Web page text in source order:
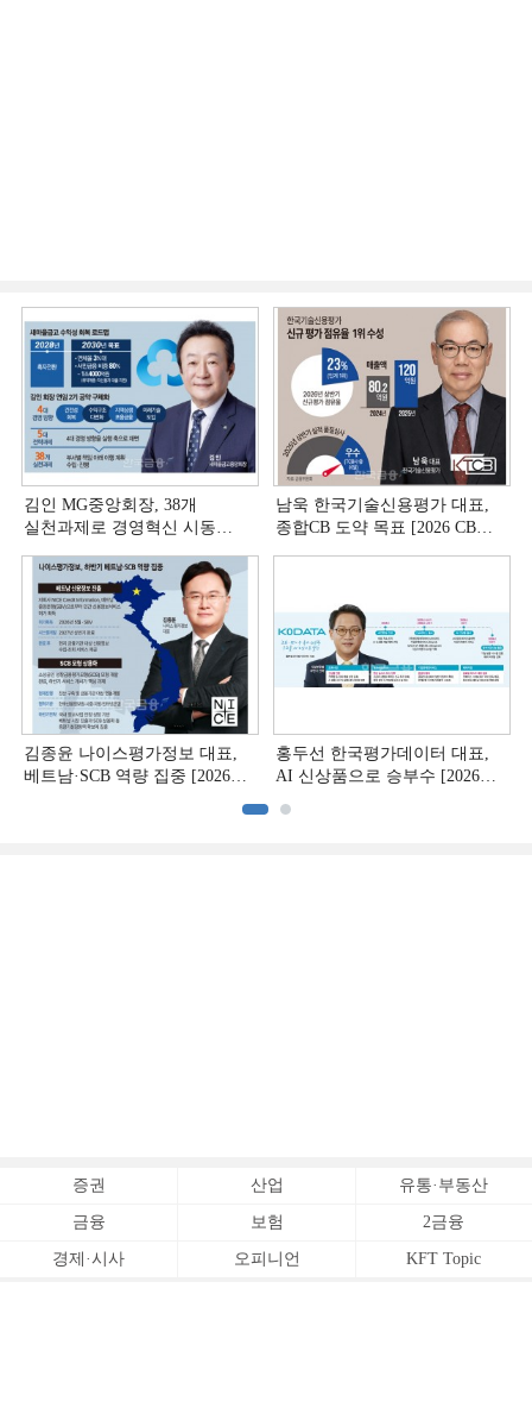
김인 MG중앙회장, 38개
실천과제로 경영혁신 시동
남욱 한국기술신용평가 대표,
종합CB 도약 목표 [2026 CB사
김종윤 나이스평가정보 대표,
베트남·SCB 역량 집중 [2026
홍두선 한국평가데이터 대표,
AI 신상품으로 승부수 [2026
증권 산업 유통·부동산
금융 보험 2금융
경제·시사 오피니언 KFT Topic